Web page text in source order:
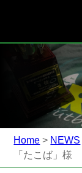
Home > NEWS
「たこば」様